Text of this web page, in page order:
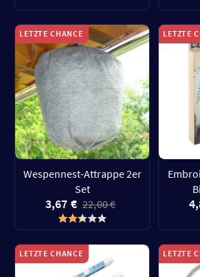
LETZTE CHANCE
Wespennest-Attrappe 2er
Set
3,67 € 22,00 €
LETZTE
LETZTE CHANCE LETZTE